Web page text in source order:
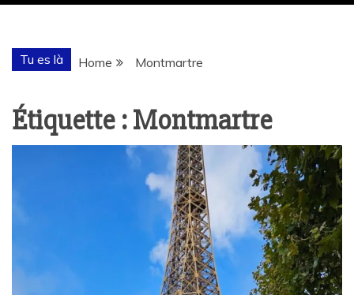
Tu es là Home Montmartre
Étiquette :Montmartre